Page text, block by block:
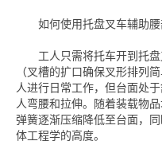
如何使用托盘叉车辅助
工人只需将托车开到托
（叉槽的扩口确保叉形排列
人进行日常工作，但台面处
人弯腰和拉伸。随着装载物
弹簧逐渐压缩降低至台面，
体工程学的高度。